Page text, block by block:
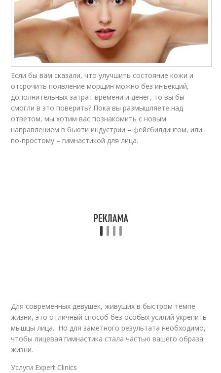
Если бы вам сказали, что улучшить состояние кожи и
отсрочить появление морщин можно без инъекций,
дополнительных затрат времени и денег, то вы бы
смогли в это поверить? Пока вы размышляете над
ответом, мы хотим вас познакомить с новым
направлением в бьюти индустрии – фейсбилдингом, или
по-простому – гимнастикой для лица.
Для современных девушек, живущих в быстром темпе
жизни, это отличный способ без особых усилий укрепить
мышцы лица. Но для заметного результата необходимо,
чтобы лицевая гимнастика стала частью вашего образа
жизни.
Услуги Expert Clinics